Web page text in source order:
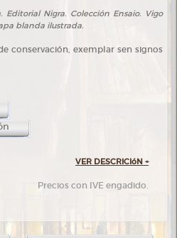
Nigra. Colección Ensaio. Vigo
blanda ilustrada.
conservación, exemplar sen signos
VER DESCRICIóN +
Precios con IVE engadido.